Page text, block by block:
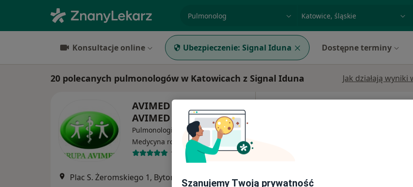
miasto lub dzielnica
Konsultacje online Ubezpieczenie: Signal Iduna Dostępne terminy
20 polecanych pulmonologów w Katowicach z Signal Iduna Jak działają
AVIMED - Grupa
AVIMED
Pulmonologia, Chirurgia,
Medycyna rodzinna·Więcej
15 opinii
Plac S. Żeromskiego 1, Bytom Mapa
Szanujemy Twoją prywatność